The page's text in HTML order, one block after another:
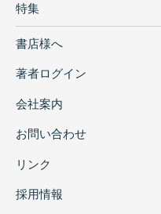
特集
書店様へ
著者ログイン
会社案内
お問い合わせ
リンク
採用情報